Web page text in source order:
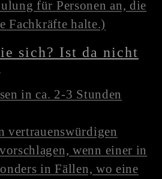
für Personen an, die
Fachkräfte halte.)
sich? Ist da nicht
in ca. 2-3 Stunden
vertrauenswürdigen
wenn einer in
in Fällen, wo eine